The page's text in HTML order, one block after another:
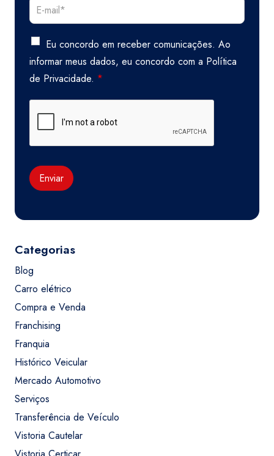
Eu concordo em receber comunicações. Ao
informar meus dados, eu concordo com a Política
de Privacidade. *
Enviar
Categorias
Blog
Carro elétrico
Compra e Venda
Franchising
Franquia
Histórico Veicular
Mercado Automotivo
Serviços
Transferência de Veículo
Vistoria Cautelar